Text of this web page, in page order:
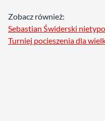
Zobacz również:
Sebastian Świderski
Turniej pocieszenia dla